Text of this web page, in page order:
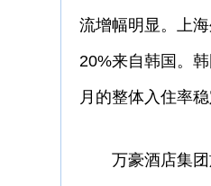
流增幅明显。上
20%来自韩国。
月的整体入住率
万豪酒店集团